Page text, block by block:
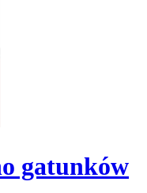
gatunków